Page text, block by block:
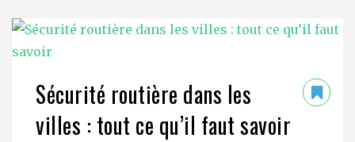
Sécurité routière dans les
villes : tout ce qu’il faut savoir